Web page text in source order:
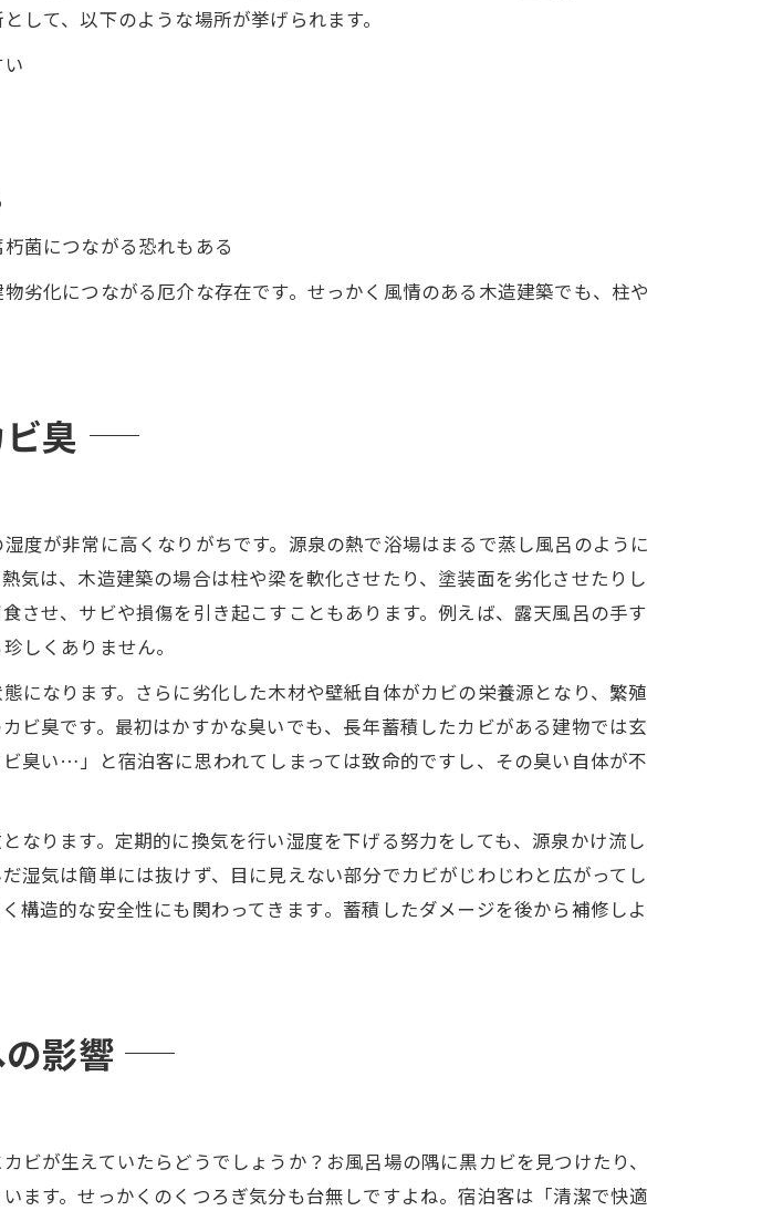
して、以下のような場所が挙げられます。
菌につながる恐れもある
劣化につながる厄介な存在です。せっかく風情のある木造建築でも、柱や
臭
度が非常に高くなりがちです。源泉の熱で浴場はまるで蒸し風呂のように
気は、木造建築の場合は柱や梁を軟化させたり、塗装面を劣化させたりし
させ、サビや損傷を引き起こすこともあります。例えば、露天風呂の手す
しくありません。
になります。さらに劣化した木材や壁紙自体がカビの栄養源となり、繁殖
ビ臭です。最初はかすかな臭いでも、長年蓄積したカビがある建物では玄
臭い…」と宿泊客に思われてしまっては致命的ですし、その臭い自体が不
なります。定期的に換気を行い湿度を下げる努力をしても、源泉かけ流し
湿気は簡単には抜けず、目に見えない部分でカビがじわじわと広がってし
構造的な安全性にも関わってきます​。蓄積したダメージを後から補修しよ
影響
が生えていたらどうでしょうか？お風呂場の隅に黒カビを見つけたり、
ます。せっかくのくつろぎ気分も台無しですよね。宿泊客は「清潔で快適